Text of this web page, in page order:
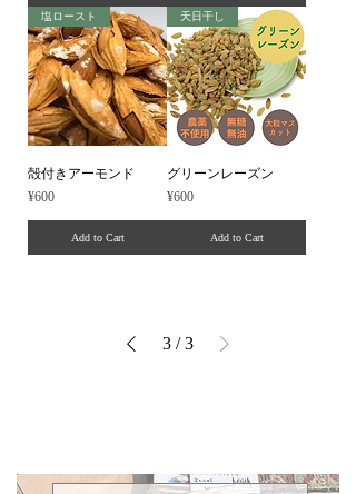
塩ロースト
殻付きアーモンド
Price
¥600
Add to Cart
天日干し
グリーンレーズン
Price
¥600
Add to Cart
3 / 3